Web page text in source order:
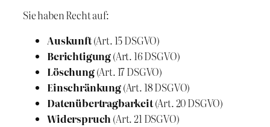
Sie haben Recht auf:
Auskunft(Art. 15 DSGVO)
Berichtigung(Art. 16 DSGVO)
Löschung(Art. 17 DSGVO)
Einschränkung(Art. 18 DSGVO)
Datenübertragbarkeit(Art. 20 DSGVO)
Widerspruch (Art. 21 DSGVO)